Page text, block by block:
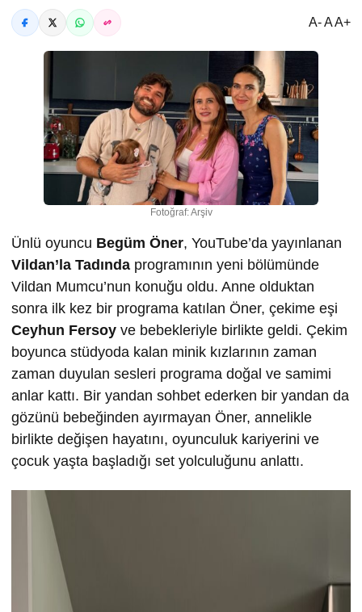
A- A A+
Fotoğraf: Arşiv
Ünlü oyuncu Begüm Öner, YouTube’da yayınlanan
Vildan’la Tadında programının yeni bölümünde
Vildan Mumcu’nun konuğu oldu. Anne olduktan
sonra ilk kez bir programa katılan Öner, çekime eşi
Ceyhun Fersoy ve bebekleriyle birlikte geldi. Çekim
boyunca stüdyoda kalan minik kızlarının zaman
zaman duyulan sesleri programa doğal ve samimi
anlar kattı. Bir yandan sohbet ederken bir yandan da
gözünü bebeğinden ayırmayan Öner, annelikle
birlikte değişen hayatını, oyunculuk kariyerini ve
çocuk yaşta başladığı set yolculuğunu anlattı.